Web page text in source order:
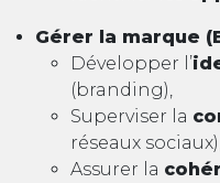
Gérer la marque
Développer l’
(branding),
Superviser la
réseaux
Assurer la